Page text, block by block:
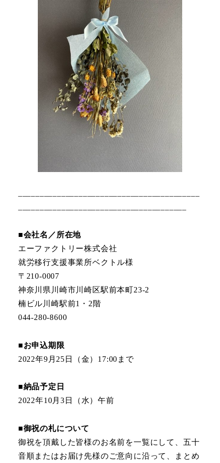
■会社名／所在地
エーファクトリー株式会社
就労移行支援事業所ベクトル様
〒210-0007
神奈川県川崎市川崎区駅前本町23-2
楠ビル川崎駅前1・2階
044-280-8600
■お申込期限
2022年9月25日（金）17:00まで
■納品予定日
2022年10月3日（水）午前
■御祝の札について
御祝を頂戴した皆様のお名前を一覧にして、五十
音順またはお届け先様のご意向に沿って、まとめ